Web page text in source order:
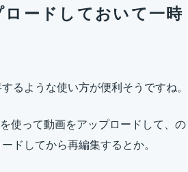
ードしておいて一時
るような使い方が便利そうですね。
を使って動画をアップロードして、の
ドしてから再編集するとか。